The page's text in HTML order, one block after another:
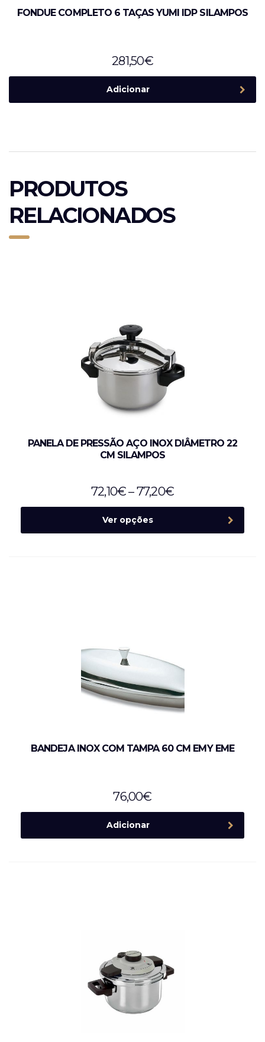
FONDUE COMPLETO 6 TAÇAS YUMI IDP SILAMPOS
281,50€
Adicionar
PRODUTOS
RELACIONADOS
PANELA DE PRESSÃO AÇO INOX DIÂMETRO 22
CM SILAMPOS
72,10€–77,20€
Ver opções
BANDEJA INOX COM TAMPA 60 CM EMY EME
76,00€
Adicionar